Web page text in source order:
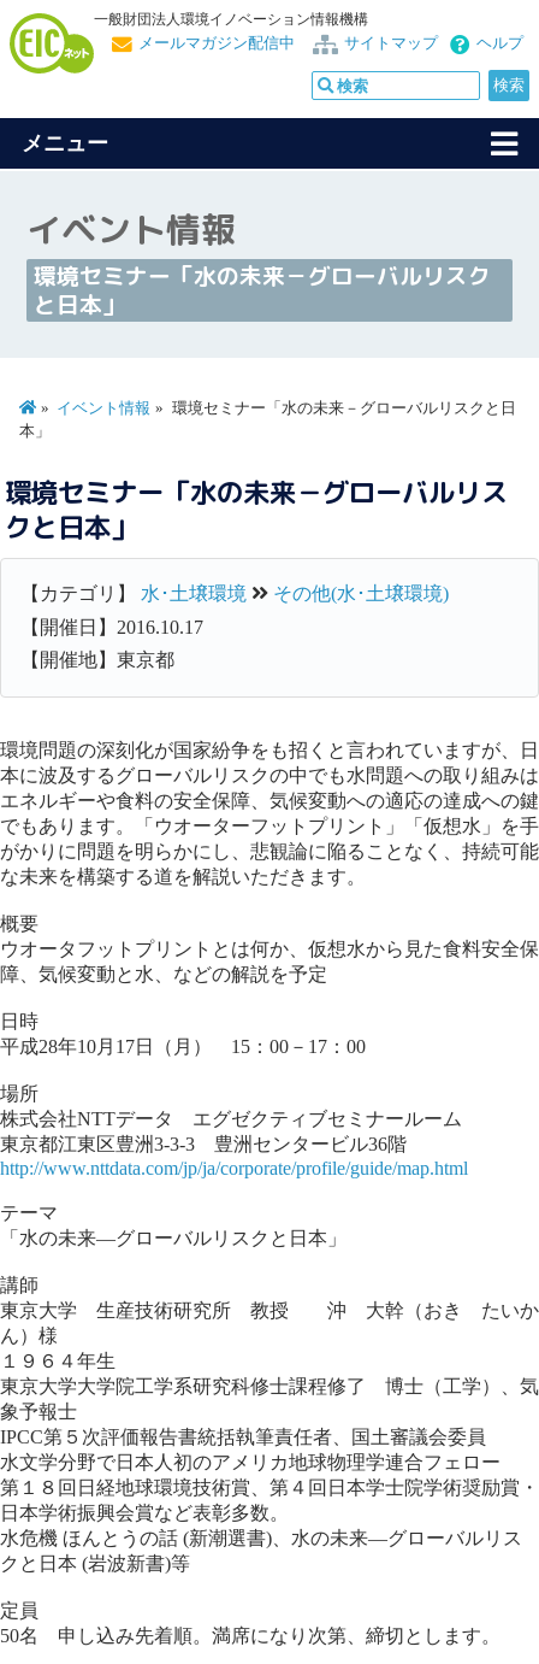
一般財団法人環境イノベーション情報機構
ヘルプ
サイトマップ
メールマガジン配信中
メニュー
イベント情報
環境セミナー「水の未来－グローバルリスク
と日本」
イベント情報
環境セミナー「水の未来－グローバルリスクと日
本」
環境セミナー「水の未来－グローバルリス
クと日本」
【カテゴリ】 水･土壌環境
その他(水･土壌環境)
【開催日】2016.10.17
【開催地】東京都
環境問題の深刻化が国家紛争をも招くと言われていますが、日
本に波及するグローバルリスクの中でも水問題への取り組みは
エネルギーや食料の安全保障、気候変動への適応の達成への鍵
でもあります。「ウオーターフットプリント」「仮想水」を手
がかりに問題を明らかにし、悲観論に陥ることなく、持続可能
な未来を構築する道を解説いただきます。
概要
ウオータフットプリントとは何か、仮想水から見た食料安全保
障、気候変動と水、などの解説を予定
日時
平成28年10月17日（月） 15：00－17：00
場所
株式会社NTTデータ エグゼクティブセミナールーム
東京都江東区豊洲3-3-3 豊洲センタービル36階
http://www.nttdata.com/jp/ja/corporate/profile/guide/map.html
テーマ
「水の未来―グローバルリスクと日本」
講師
東京大学 生産技術研究所 教授 沖 大幹（おき たいか
ん）様
１９６４年生
東京大学大学院工学系研究科修士課程修了 博士（工学）、気
象予報士
IPCC第５次評価報告書統括執筆責任者、国土審議会委員
水文学分野で日本人初のアメリカ地球物理学連合フェロー
第１８回日経地球環境技術賞、第４回日本学士院学術奨励賞・
日本学術振興会賞など表彰多数。
水危機 ほんとうの話 (新潮選書)、水の未来―グローバルリス
クと日本 (岩波新書)等
定員
50名 申し込み先着順。満席になり次第、締切とします。